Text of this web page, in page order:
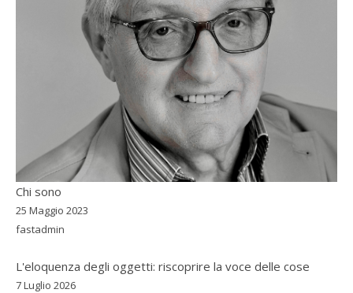
Chi sono
25 Maggio 2023
fastadmin
L'eloquenza degli oggetti: riscoprire la voce delle cose
7 Luglio 2026